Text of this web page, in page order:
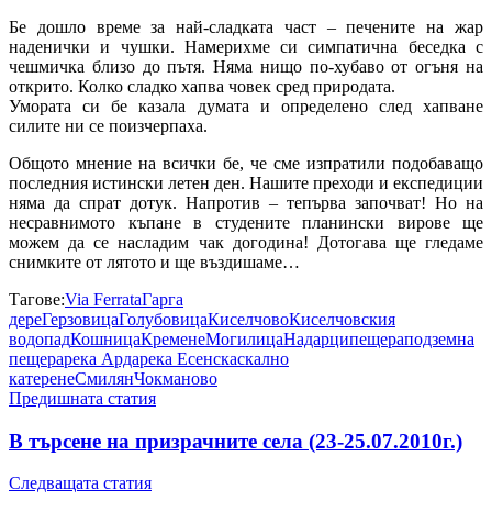
Бе дошло време за най-сладката част – печените на жар
наденички и чушки. Намерихме си симпатична беседка с
чешмичка близо до пътя. Няма нищо по-хубаво от огъня на
открито. Колко сладко хапва човек сред природата.
Умората си бе казала думата и определено след хапване
силите ни се поизчерпаха.
Общото мнение на всички бе, че сме изпратили подобаващо
последния истински летен ден. Нашите преходи и експедиции
няма да спрат дотук. Напротив – тепърва започват! Но на
несравнимото къпане в студените планински вирове ще
можем да се насладим чак догодина! Дотогава ще гледаме
снимките от лятото и ще въздишаме…
Тагове:Via FerrataГарга
дереГерзовицаГолубовицаКиселчовоКиселчовския
водопадКошницаКременеМогилицаНадарципещераподземна
пещерарека Ардарека Есенскаскално
катеренеСмилянЧокманово
Предишната статия
В търсене на призрачните села (23-25.07.2010г.)
Следващата статия